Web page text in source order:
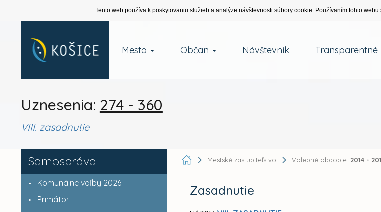
Tento web používa k poskytovaniu služieb a analýze návštevnosti súbory cookie. Používaním tohto webu
Mesto Občan Návštevník Transparentné
Uznesenia: 274 - 360
VIII. zasadnutie
Samospráva
Komunálne voľby 2026
Primátor
Mestské zastupiteľstvo Volebné obdobie: 2014 -
Zasadnutie